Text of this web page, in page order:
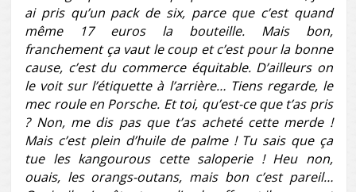
ai pris qu’un pack de six, parce que c’est quand
même 17 euros la bouteille. Mais bon,
franchement ça vaut le coup et c’est pour la bonne
cause, c’est du commerce équitable. D’ailleurs on
le voit sur l’étiquette à l’arrière… Tiens regarde, le
mec roule en Porsche. Et toi, qu’est-ce que t’as pris
? Non, me dis pas que t’as acheté cette merde !
Mais c’est plein d’huile de palme ! Tu sais que ça
tue les kangourous cette saloperie ! Heu non,
ouais, les orangs-outans, mais bon c’est pareil…